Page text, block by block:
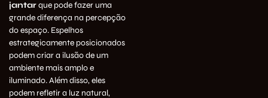
jantarque pode fazer uma
grande diferença na percepção
do espaço. Espelhos
estrategicamente posicionados
podem criar a ilusão de um
ambiente mais amplo e
iluminado. Além disso, eles
podem refletir a luz natural,